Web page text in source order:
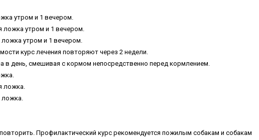
утром и 1 вечером.
ложка утром и 1 вечером.
утром и 1 вечером.
курс лечения повторяют через 2 недели.
в день, смешивая с кормом непосредственно перед кормлением.
ложка.
ложка.
Профилактический курс рекомендуется пожилым собакам и собакам